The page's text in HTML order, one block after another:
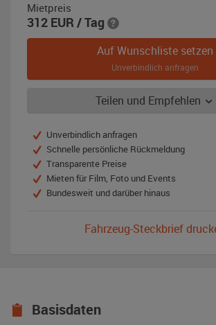
Mietpreis
312 EUR / Tag
Auf Wunschliste setzen
Unverbindlich anfragen
Teilen und Empfehlen
Unverbindlich anfragen
Schnelle persönliche Rückmeldung
Transparente Preise
Mieten für Film, Foto und Events
Bundesweit und darüber hinaus
Fahrzeug-Steckbrief
Basisdaten